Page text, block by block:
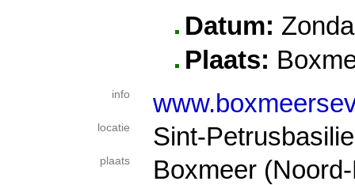
Datum:
Plaats:
info
locatie Sint-
plaats Boxmeer